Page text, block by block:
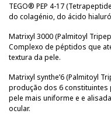
TEGO® PEP 4-17
do colagénio, do ácido
Matrixyl 3000 (Palmitoyl
Complexo de péptidos que
textura da pele.
Matrixyl synthe’6 (Palmitoyl
produção dos 6 constituintes
pele mais uniforme e e
ocular.